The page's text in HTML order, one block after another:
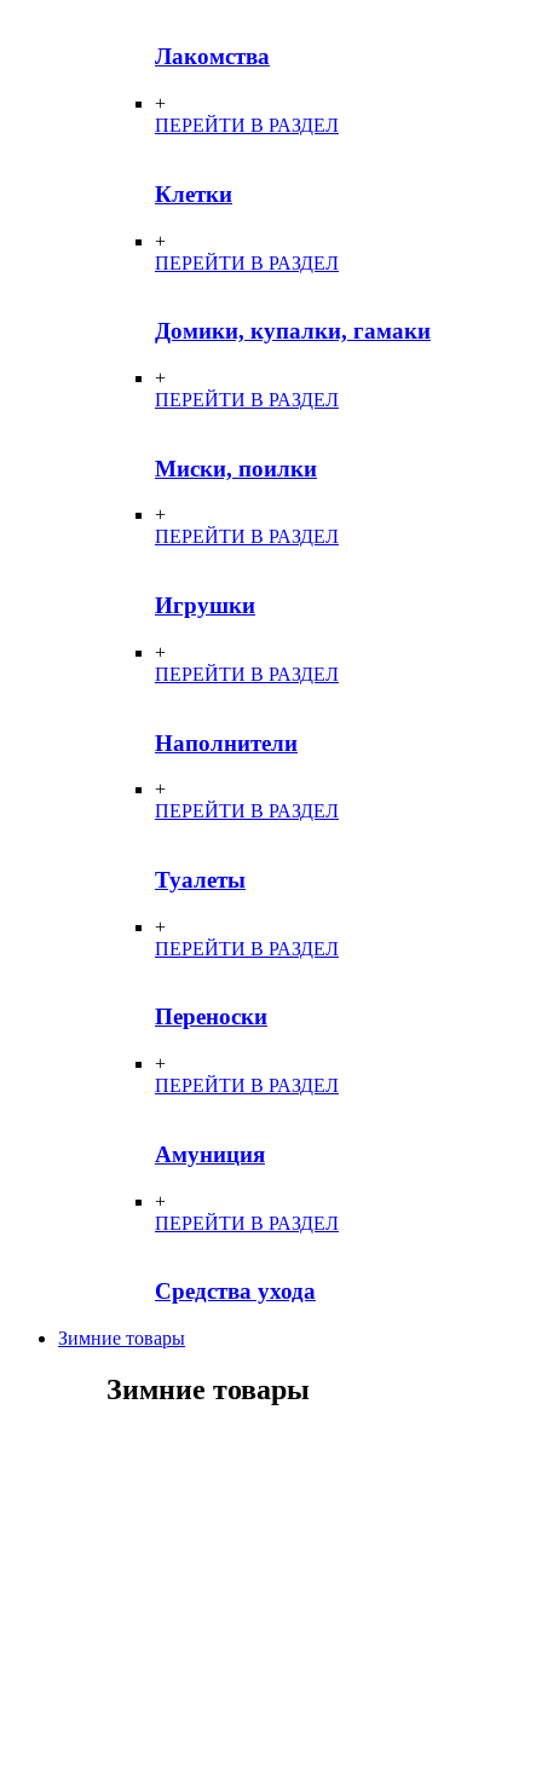
Лакомства
+
ПЕРЕЙТИ В РАЗДЕЛ
Клетки
+
ПЕРЕЙТИ В РАЗДЕЛ
Домики, купалки, гамаки
+
ПЕРЕЙТИ В РАЗДЕЛ
Миски, поилки
+
ПЕРЕЙТИ В РАЗДЕЛ
Игрушки
+
ПЕРЕЙТИ В РАЗДЕЛ
Наполнители
+
ПЕРЕЙТИ В РАЗДЕЛ
Туалеты
+
ПЕРЕЙТИ В РАЗДЕЛ
Переноски
+
ПЕРЕЙТИ В РАЗДЕЛ
Амуниция
+
ПЕРЕЙТИ В РАЗДЕЛ
Средства ухода
Зимние товары
Зимние товары